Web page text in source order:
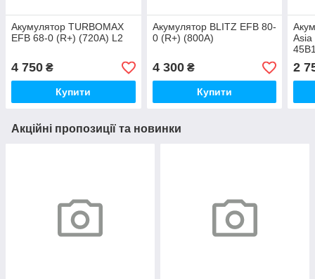
Акумулятор TURBOMAX
EFB 68-0 (R+) (720A) L2
4 750 ₴
Купити
Акумулятор BLITZ EFB 80-
0 (R+) (800А)
4 300₴
Купити
Asia
2
Акційні пропозиції та новинки